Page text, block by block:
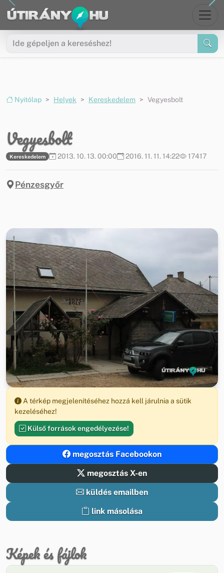
Ugrás a menüre
Ugrás a tartalomra
Nyitólap Helyek Kereskedelem Vegyesbolt
Vegyesbolt
Kereskedelem 2013. 10. 13. 00:00 2016. 11. 11. 14:22 17417
Pénzesgyőr
A térkép megjelenítéséhez hozzá kell járulnia a sütik
kezeléséhez!
Külső források engedélyezése!
megosztás Facebookon
megosztás X-en
küldés emailben
link másolása
Képek és fájlok